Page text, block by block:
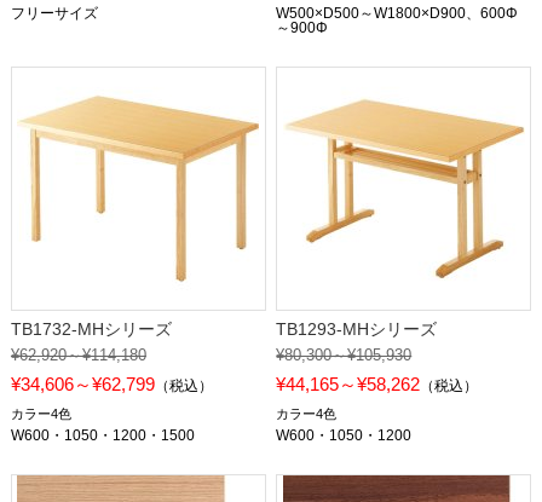
フリーサイズ
W500×D500～W1800×D900、600Φ
～900Φ
TB1732-MHシリーズ
¥62,920～¥114,180
¥34,606～¥62,799（税込）
カラー4色
W600・1050・1200・1500
TB1293-MHシリーズ
¥80,300～¥105,930
¥44,165～¥58,262 （税込）
カラー4色
W600・1050・1200